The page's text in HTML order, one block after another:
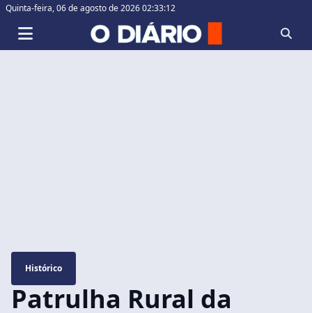
Quinta-feira,06 de agosto de 2026 02:33:13
Histórico
Patrulha Rural da